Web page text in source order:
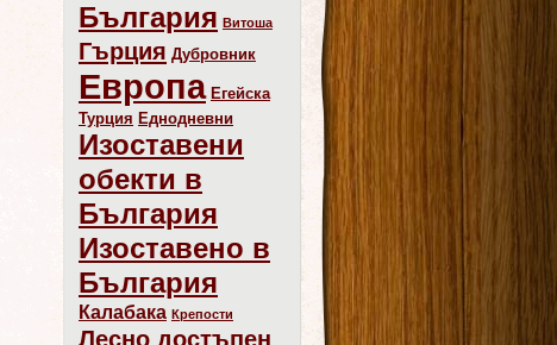
България Витоша
Гърция Дубровник
Европа Егейска
Турция Еднодневни
Изоставени
обекти в
България
Изоставено в
България
Калабака Крепости
Лесно достъпен